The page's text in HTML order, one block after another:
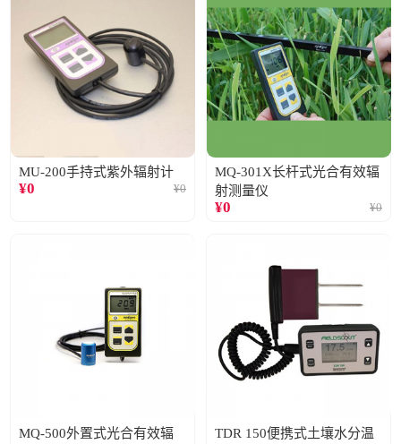
MU-200手持式紫外辐射计
¥0 ¥0
MQ-301X长杆式光合有效辐
射测量仪
¥0 ¥0
MQ-500外置式光合有效辐
TDR 150便携式土壤水分温